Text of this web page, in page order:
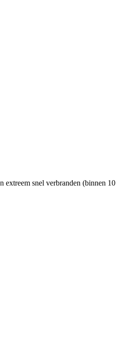
extreem snel verbranden (binnen 10